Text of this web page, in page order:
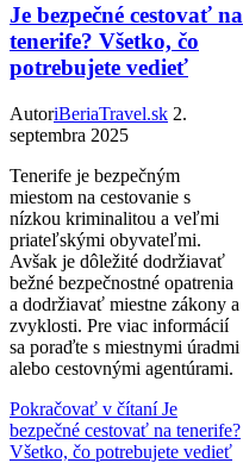
Je bezpečné cestovať na
tenerife? Všetko, čo
potrebujete vedieť
AutoriBeriaTravel.sk 2.
septembra 2025
Tenerife je bezpečným
miestom na cestovanie s
nízkou kriminalitou a veľmi
priateľskými obyvateľmi.
Avšak je dôležité dodržiavať
bežné bezpečnostné opatrenia
a dodržiavať miestne zákony a
zvyklosti. Pre viac informácií
sa poraďte s miestnymi úradmi
alebo cestovnými agentúrami.
Pokračovať v čítaníJe
bezpečné cestovať na tenerife?
Všetko, čo potrebujete vedieť